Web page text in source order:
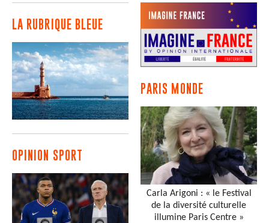
LA RUBRIQUE BLEUE
OPINION SPORT
PARIS MONDE
Carla Arigoni : « le Festival
de la diversité culturelle
illumine Paris Centre »